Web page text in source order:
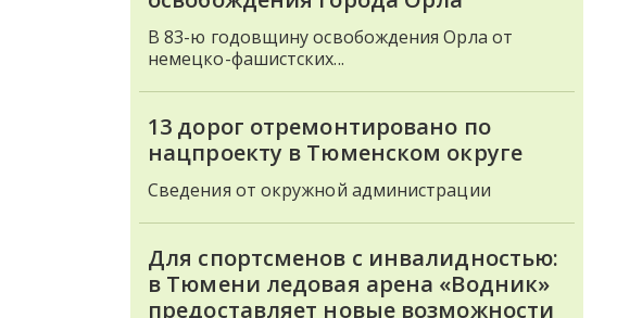
В 83-ю годовщину освобождения Орла от
немецко-фашистских...
13 дорог отремонтировано по
нацпроекту в Тюменском округе
Сведения от окружной администрации
Для спортсменов с инвалидностью:
в Тюмени ледовая арена «Водник»
предоставляет новые возможности